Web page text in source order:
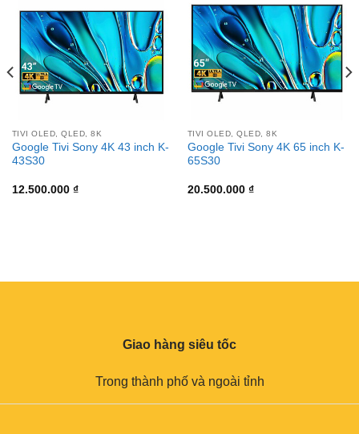
TIVI OLED, QLED, 8K
Google Tivi Sony 4K 43 inch K-
43S30
12.500.000 ₫
TIVI OLED, QLED, 8K
Google Tivi Sony 4K 65 inch K-
65S30
20.500.000 ₫
Giao hàng siêu tốc
Trong thành phố và ngoài tỉnh